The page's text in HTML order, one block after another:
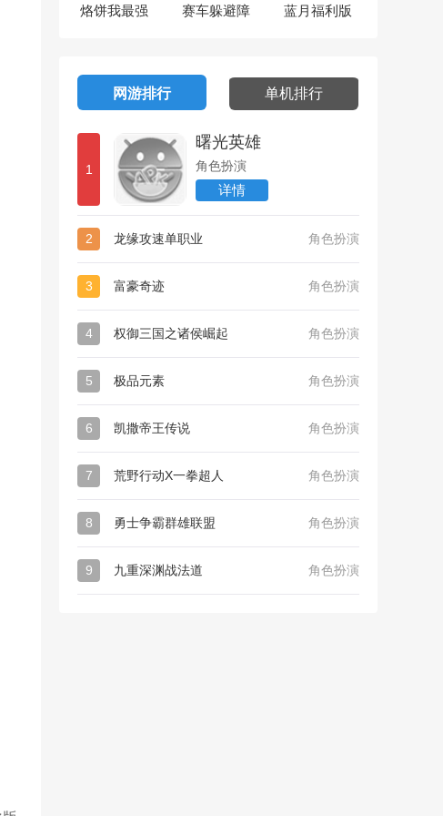
烙饼我最强
赛车躲避障
蓝月福利版
网游排行 单机排行
1
曙光英雄
角色扮演
详情
2 龙缘攻速单职业 角色扮演
3 富豪奇迹 角色扮演
4 权御三国之诸侯崛起 角色扮演
5 极品元素 角色扮演
6 凯撒帝王传说 角色扮演
7 荒野行动X一拳超人 角色扮演
8 勇士争霸群雄联盟 角色扮演
9 九重深渊战法道 角色扮演